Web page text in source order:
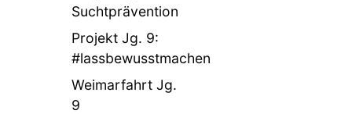
Suchtprävention
Projekt Jg. 9:
#lassbewusstmachen
Weimarfahrt Jg.
9